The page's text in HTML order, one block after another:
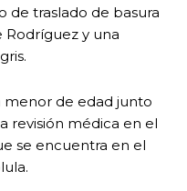
de traslado de basura
y una
menor de edad junto
revisión médica en el
se encuentra en el